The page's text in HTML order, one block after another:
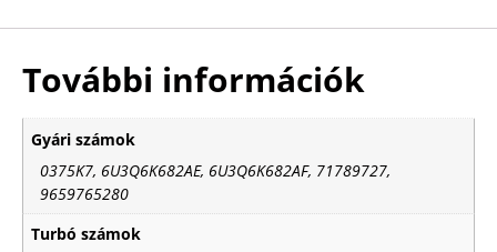
További információk
Gyári számok
0375K7, 6U3Q6K682AE, 6U3Q6K682AF, 71789727,
9659765280
Turbó számok